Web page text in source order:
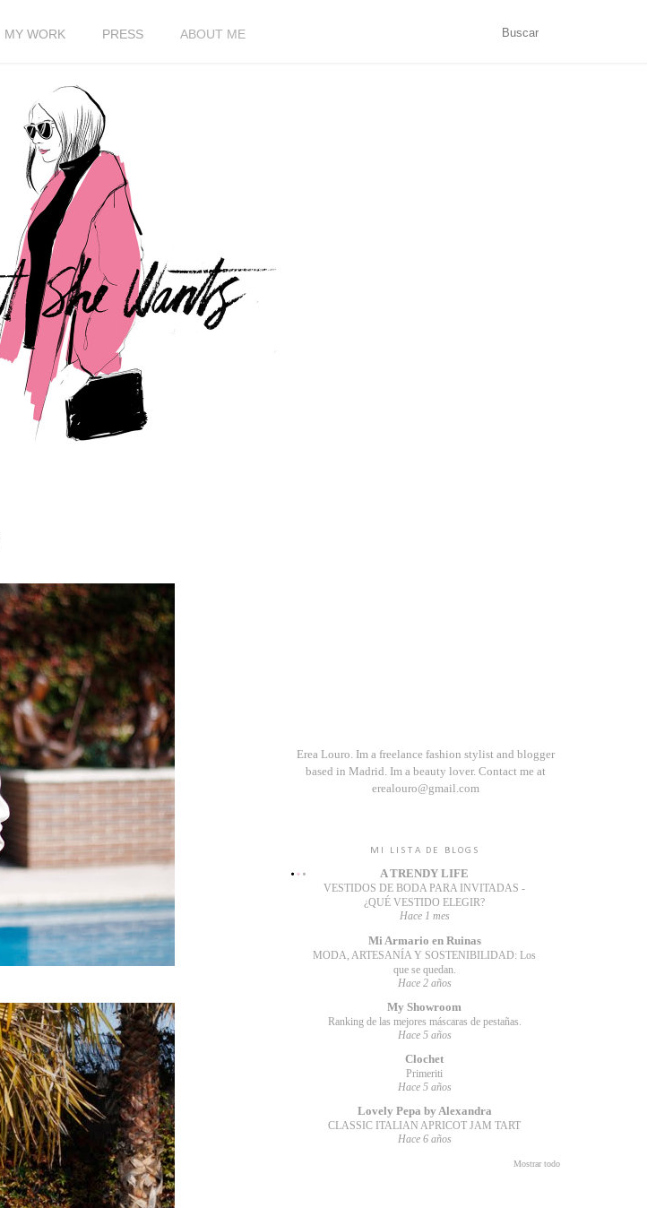
MY WORK PRESS ABOUT ME
Erea Louro. Im a freelance fashion stylist and blogger
based in Madrid. Im a beauty lover. Contact me at
erealouro@gmail.com
MI LISTA DE BLOGS
A TRENDY LIFE
VESTIDOS DE BODA PARA INVITADAS -
¿QUÉ VESTIDO ELEGIR?
Hace 1 mes
Mi Armario en Ruinas
MODA, ARTESANÍA Y SOSTENIBILIDAD: Los
que se quedan.
Hace 2 años
My Showroom
Ranking de las mejores máscaras de pestañas.
Hace 5 años
Clochet
Primeriti
Hace 5 años
Lovely Pepa by Alexandra
CLASSIC ITALIAN APRICOT JAM TART
Hace 6 años
Mostrar todo